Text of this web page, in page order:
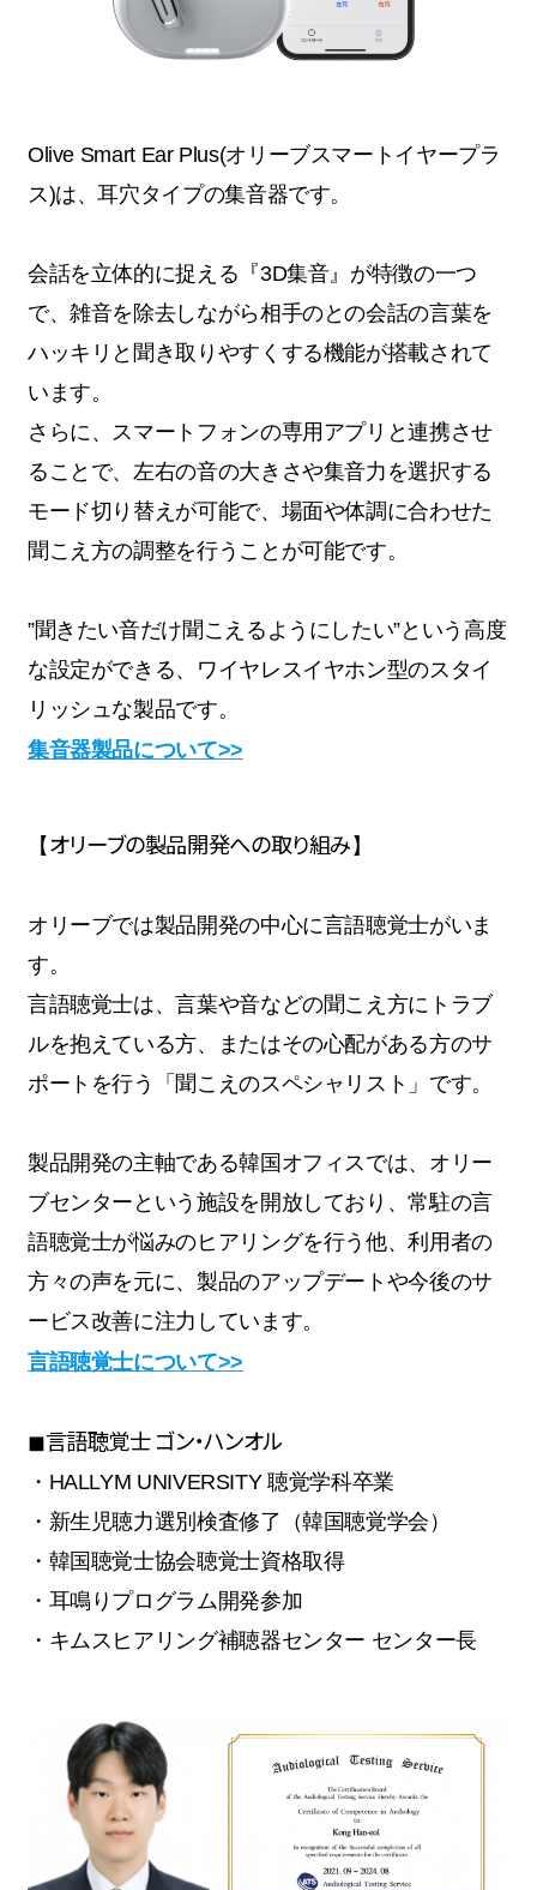
Olive Smart Ear Plus(オリーブスマートイヤープラ
ス)は、耳穴タイプの集音器です。
会話を立体的に捉える『3D集音』が特徴の一つ
で、雑音を除去しながら相手のとの会話の言葉を
ハッキリと聞き取りやすくする機能が搭載されて
います。
さらに、スマートフォンの専用アプリと連携させ
ることで、左右の音の大きさや集音力を選択する
モード切り替えが可能で、場面や体調に合わせた
聞こえ方の調整を行うことが可能です。
”聞きたい音だけ聞こえるようにしたい”という高度
な設定ができる、ワイヤレスイヤホン型のスタイ
リッシュな製品です。
集音器製品について>>
【オリーブの製品開発への取り組み】
オリーブでは製品開発の中心に言語聴覚士がいま
す。
言語聴覚士は、言葉や音などの聞こえ方にトラブ
ルを抱えている方、またはその心配がある方のサ
ポートを行う「聞こえのスペシャリスト」です。
製品開発の主軸である韓国オフィスでは、オリー
ブセンターという施設を開放しており、常駐の言
語聴覚士が悩みのヒアリングを行う他、利用者の
方々の声を元に、製品のアップデートや今後のサ
ービス改善に注力しています。
言語聴覚士について>>
◼︎言語聴覚士 ゴン・ハンオル
・HALLYM UNIVERSITY 聴覚学科卒業
・新生児聴力選別検査修了（韓国聴覚学会）
・韓国聴覚士協会聴覚士資格取得
・耳鳴りプログラム開発参加
・キムスヒアリング補聴器センター センター長